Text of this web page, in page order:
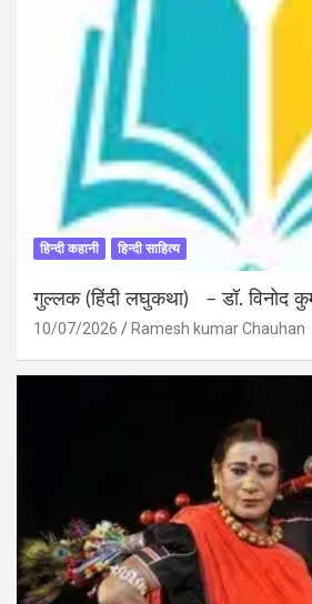
हिन्दी कहानी हिन्दी साहित्य
गुल्लक (हिंदी लघुकथा) – डॉ. विनोद
10/07/2026 Ramesh kumar Chauhan